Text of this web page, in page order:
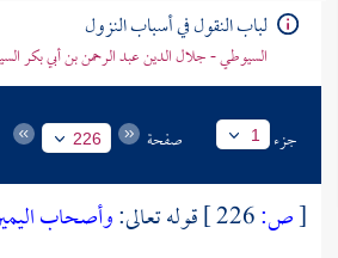
لباب النقول في أسباب النزول
السيوطي - جلال الدين عبد الرحمن بن أبي بكر
جزء 1 صفحة 226
[ص: قوله تعالى:وأصحاب